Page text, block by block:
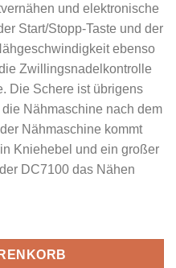
und elektronische
Start/Stopp-Taste und der
ebenso
Zwillingsnadelkontrolle
Die Schere ist übrigens
Nähmaschine nach dem
Nähmaschine kommt
Kniehebel und ein großer
DC7100 das Nähen